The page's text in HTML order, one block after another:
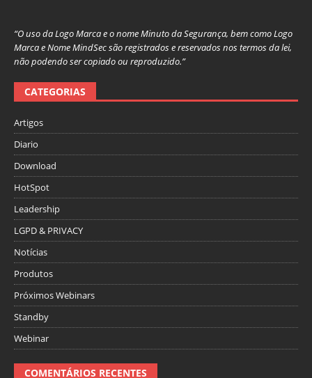
“O uso da Logo Marca e o nome Minuto da Segurança, bem como Logo
Marca e Nome MindSec são registrados e reservados nos termos da lei,
não podendo ser copiado ou reproduzido.”
CATEGORIAS
Artigos
Diario
Download
HotSpot
Leadership
LGPD & PRIVACY
Notícias
Produtos
Próximos Webinars
Standby
Webinar
COMENTÁRIOS RECENTES